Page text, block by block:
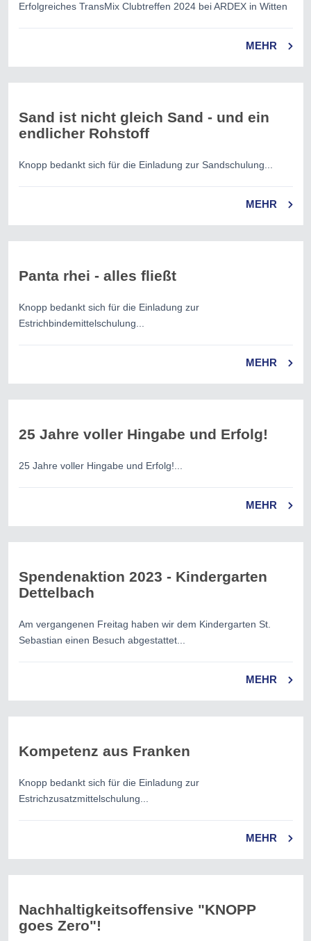
Erfolgreiches TransMix Clubtreffen 2024 bei ARDEX in Witten
MEHR
Sand ist nicht gleich Sand - und ein
endlicher Rohstoff
Knopp bedankt sich für die Einladung zur Sandschulung...
MEHR
Panta rhei - alles fließt
Knopp bedankt sich für die Einladung zur
Estrichbindemittelschulung...
MEHR
25 Jahre voller Hingabe und Erfolg!
25 Jahre voller Hingabe und Erfolg!...
MEHR
Spendenaktion 2023 - Kindergarten
Dettelbach
Am vergangenen Freitag haben wir dem Kindergarten St.
Sebastian einen Besuch abgestattet...
MEHR
Kompetenz aus Franken
Knopp bedankt sich für die Einladung zur
Estrichzusatzmittelschulung...
MEHR
Nachhaltigkeitsoffensive "KNOPP
goes Zero"!